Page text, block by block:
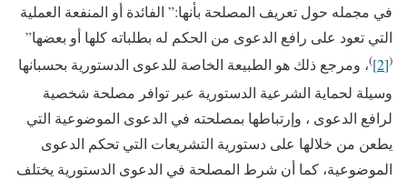
في مجمله حول تعريف المصلحة بأنها:” الفائدة أو المنفعة العملية
التي تعود على رافع الدعوى من الحكم له بطلباته كلها أو بعضها”
(
[2]
)، ومرجع ذلك هو الطبيعة الخاصة للدعوى الدستورية بحسبانها
وسيلة لحماية الشرعية الدستورية عبر توافر مصلحة شخصية
لرافع الدعوى ، وإرتباطها بمصلحته في الدعوى الموضوعية التي
يطعن من خلالها على دستورية التشريعات التي تحكم الدعوى
الموضوعية، كما أن شرط المصلحة في الدعوى الدستورية يختلف